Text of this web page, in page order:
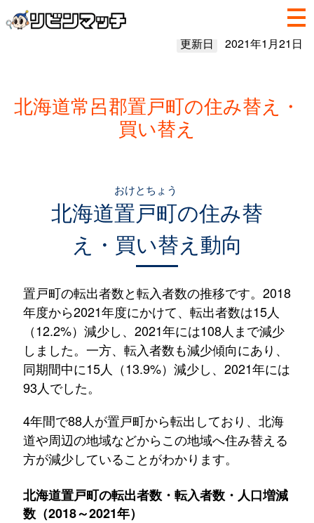
更新日 2021年1月21日
北海道常呂郡置戸町の住み替え・
買い替え
北海道置戸町
おけとちょう
の住み替
え・買い替え動向
置戸町の転出者数と転入者数の推移です。2018
年度から2021年度にかけて、転出者数は15人
（12.2%）減少し、2021年には108人まで減少
しました。一方、転入者数も減少傾向にあり、
同期間中に15人（13.9%）減少し、2021年には
93人でした。
4年間で88人が置戸町から転出しており、北海
道や周辺の地域などからこの地域へ住み替える
方が減少していることがわかります。
北海道置戸町の転出者数・転入者数・人口増減
数（2018～2021年）